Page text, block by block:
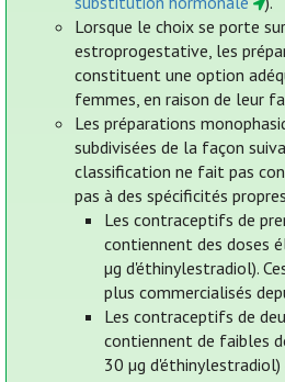
Lorsque le choix se porte
estroprogestative, les
constituent une option
femmes, en raison de leur
Les préparations
subdivisées de la façon
classification ne fait pas
pas à des spécificités
Les contraceptifs de
contiennent des doses
µg d'éthinylestradiol).
plus commercialisés
Les contraceptifs de
contiennent de faibles
30 µg